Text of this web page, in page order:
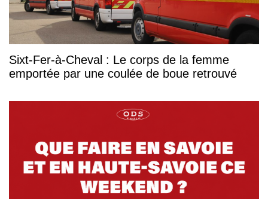
Sixt-Fer-à-Cheval : Le corps de la femme
emportée par une coulée de boue retrouvé